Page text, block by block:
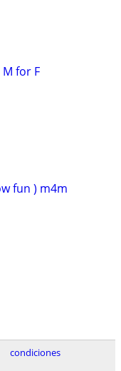
for F
fun ) m4m
condiciones